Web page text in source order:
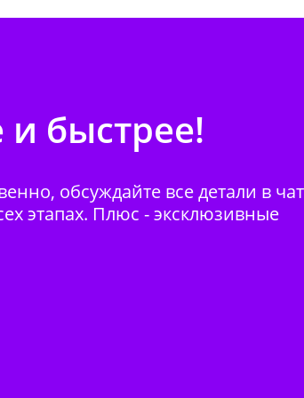
быстрее!
обсуждайте все детали в
этапах. Плюс - эксклюзивные